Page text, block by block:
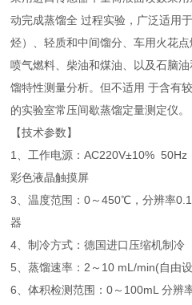
动完成蒸馏全 过程实验，广泛适用
烃）、轻质和中间馏分、车用火花点
喷气燃料、柴油和煤油、以及石脑
馏特性测量分析。但不适用 于含有
的实验室常压间歇蒸馏定量测定仪。
【技术参数】
1、工作电源：AC220V±10%
彩色液晶触摸屏
3、温度范围：0～450℃，分辨率
器
4、制冷方式：德国进口压缩机制冷
5、蒸馏速率：2～10 mL/min(自由
6、体积检测范围：0～100mL 分辨